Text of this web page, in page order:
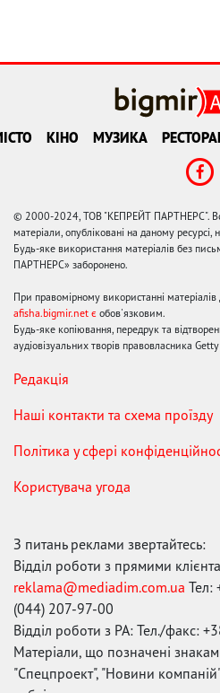
КІНО МУЗИКА
© 2000-2024, ТОВ "КЕПРЕЙТ ПАРТНЕРС". Всі
матеріали, опубліковані на даному
Будь-яке використання матеріалів без
ПАРТНЕРС» заборонено.
При правомірному використанні матеріалів
afisha.bigmir.net є обов'язковим.
Будь-яке копіювання, передрук та
аудіовізуальних творів правовласника
Редакція
Наші контакти та схема проїзду
Політика у сфері
Користувача угода
З питань реклами звертайтесь:
Відділ роботи з прямими
reklama@mediadim.com.ua Тел:
(044) 207-97-00
Відділ роботи з РА: Тел./факс:
Матеріали, що позначені
"Спецпроект", "Новини